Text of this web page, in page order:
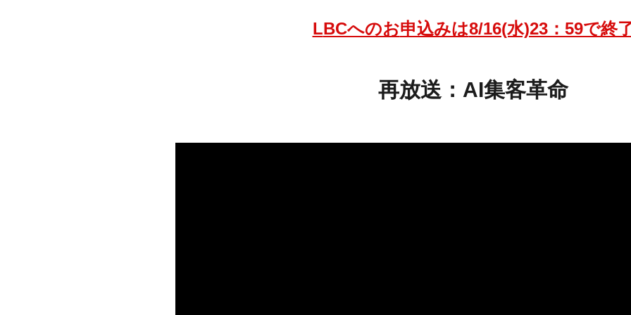
LBCへのお申込みは8/16(水)23：59で終
再放送：AI集客革命